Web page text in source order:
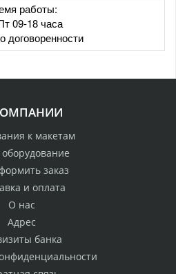
работы:
09-18 часа
договоренности
к макетам
заказ
и оплата
О нас
Адрес
банка